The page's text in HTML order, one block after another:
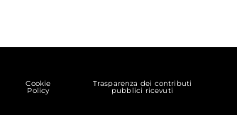
Cookie
Policy
Trasparenza dei contributi
pubblici ricevuti